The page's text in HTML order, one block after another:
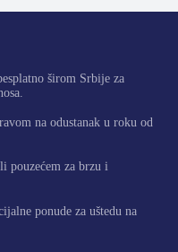
širom Srbije za
na odustanak u roku od
pouzećem za brzu i
ponude za uštedu na